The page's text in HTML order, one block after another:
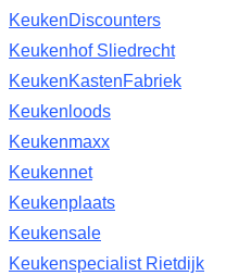
KeukenDiscounters
Keukenhof Sliedrecht
KeukenKastenFabriek
Keukenloods
Keukenmaxx
Keukennet
Keukenplaats
Keukensale
Keukenspecialist Rietdijk